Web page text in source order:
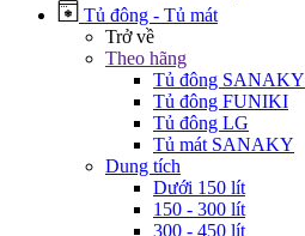
Tủ đông - Tủ mát
Trở về
Theo hãng
Tủ đông SANAKY
Tủ đông FUNIKI
Tủ đông LG
Tủ mát SANAKY
Dung tích
Dưới 150 lít
150 - 300 lít
300 - 450 lít